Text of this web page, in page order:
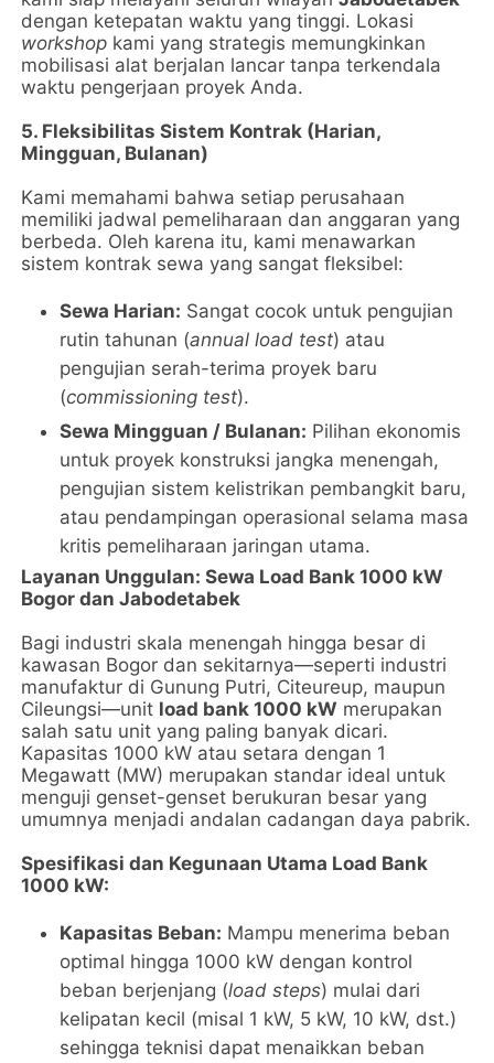
dengan ketepatan waktu yang tinggi. Lokasi
workshop kami yang strategis memungkinkan
mobilisasi alat berjalan lancar tanpa terkendala
waktu pengerjaan proyek Anda.
5. Fleksibilitas Sistem Kontrak (Harian,
Mingguan, Bulanan)
Kami memahami bahwa setiap perusahaan
memiliki jadwal pemeliharaan dan anggaran yang
berbeda. Oleh karena itu, kami menawarkan
sistem kontrak sewa yang sangat fleksibel:
Sewa Harian: Sangat cocok untuk pengujian
rutin tahunan (annual load test) atau
pengujian serah-terima proyek baru
(commissioning test).
Sewa Mingguan / Bulanan: Pilihan ekonomis
untuk proyek konstruksi jangka menengah,
pengujian sistem kelistrikan pembangkit baru,
atau pendampingan operasional selama masa
kritis pemeliharaan jaringan utama.
Layanan Unggulan: Sewa Load Bank 1000 kW
Bogor dan Jabodetabek
Bagi industri skala menengah hingga besar di
kawasan Bogor dan sekitarnya—seperti industri
manufaktur di Gunung Putri, Citeureup, maupun
Cileungsi—unit load bank 1000 kW merupakan
salah satu unit yang paling banyak dicari.
Kapasitas 1000 kW atau setara dengan 1
Megawatt (MW) merupakan standar ideal untuk
menguji genset-genset berukuran besar yang
umumnya menjadi andalan cadangan daya pabrik.
Spesifikasi dan Kegunaan Utama Load Bank
1000 kW:
Kapasitas Beban: Mampu menerima beban
optimal hingga 1000 kW dengan kontrol
beban berjenjang (load steps) mulai dari
kelipatan kecil (misal 1 kW, 5 kW, 10 kW, dst.)
sehingga teknisi dapat menaikkan beban